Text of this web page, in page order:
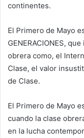
continentes.
El Primero de Mayo
GENERACIONES,
obrera como, el
Clase, el valor
de Clase.
El Primero de Mayo
cuando la clase
en la lucha